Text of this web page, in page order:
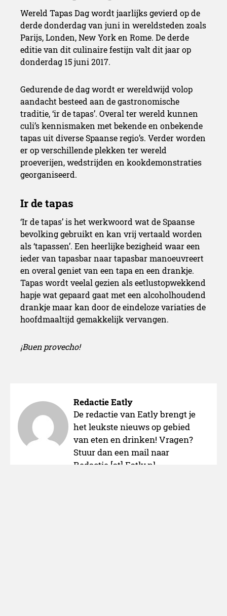
Wereld Tapas Dag
Wereld Tapas Dag wordt jaarlijks gevierd op de
derdedonderdagvan juni in wereldsteden zoals
Parijs, Londen, New York en Rome. De derde
editie van dit culinaire festijn valt dit jaarop
donderdag 15 juni 2017.
Gedurende de dag wordt er wereldwijd volop
aandacht besteed aan de gastronomische
traditie, ‘ir de tapas’. Overal ter wereld kunnen
culi’s kennismaken met bekende en onbekende
tapas uit diverse Spaanse regio’s. Verder worden
er op verschillende plekken ter wereld
proeverijen, wedstrijden en kookdemonstraties
georganiseerd.
‘Ir de tapas’ is het werkwoord wat de Spaanse
bevolking gebruikt en kan vrij vertaald worden
als ‘tapassen’. Een heerlijke bezigheid waar een
ieder van tapasbar naar tapasbar manoeuvreert
en overal geniet van een tapa en een drankje.
Tapas wordt veelal gezien als eetlustopwekkend
hapje wat gepaard gaat met een alcoholhoudend
drankje maar kan door de eindeloze variaties de
hoofdmaaltijd gemakkelijk vervangen.
¡Buen provecho!
Redactie Eatly
De redactie van Eatly brengt je
het leukste nieuws op gebied
van eten en drinken! Vragen?
Stuur dan een mail naar
Redactie [at] Eatly.nl.